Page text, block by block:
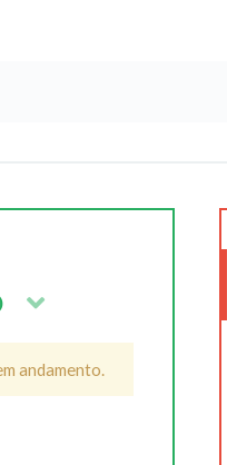
andamento.